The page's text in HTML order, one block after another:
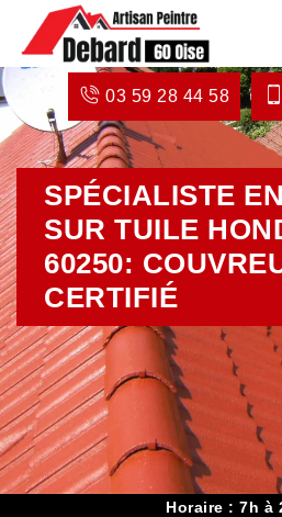
03 59 28 44 58
SPÉCIALISTE
SUR TUILE
60250:
CERTIFIÉ
Horaire : 7h à